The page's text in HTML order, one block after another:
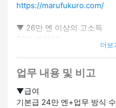
https://marufukuro.com/
▼ 26만 엔 이상의 고소득
26만 엔부터!
노력에 따라 월급도 올릴 수
▼ 비자 지원 가능
필요한 경우 저희에게 연락해
더
업무 내용 및 비고
▼급여
기본급 24만 엔+업무 방식